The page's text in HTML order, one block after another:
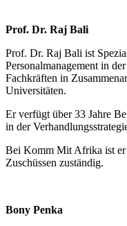
Prof. Dr. Raj Bali
Prof. Dr. Raj Bali ist
Personalmanagement in
Fachkräften in
Universitäten.
Er verfügt über 33 Jahre
in der
Bei Komm Mit Afrika ist
Zuschüssen zuständig.
Bony Penka